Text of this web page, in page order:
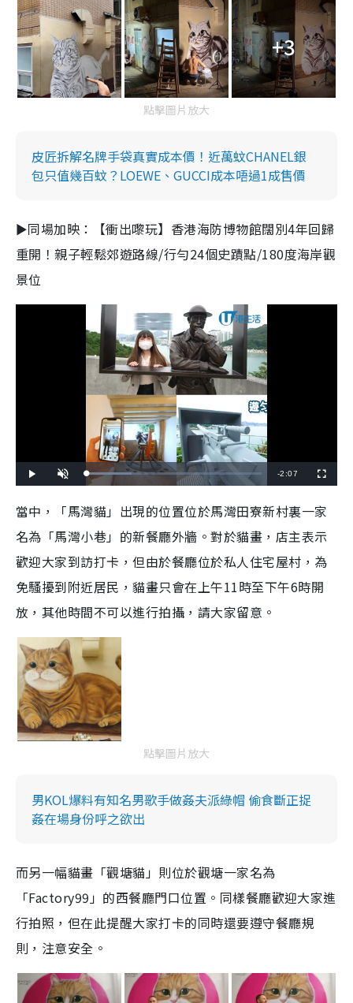
+3
點擊圖片放大
皮匠拆解名牌手袋真實成本價！近萬蚊CHANEL銀
包只值幾百蚊？LOEWE、GUCCI成本唔過1成售價
►同場加映：【衝出嚟玩】香港海防博物館闊別4年回歸
重開！親子輕鬆郊遊路線/行勻24個史蹟點/180度海岸觀
景位
l
n
t
e
L
o
e
d
5
5
1
%
R
m
a
i
-2:07
u
e
e
當中，「馬灣貓」出現的位置位於馬灣田寮新村裏一家
名為「馬灣小巷」的新餐廳外牆。對於貓畫，店主表示
歡迎大家到訪打卡，但由於餐廳位於私人住宅屋村，為
免騷擾到附近居民，貓畫只會在上午11時至下午6時開
放，其他時間不可以進行拍攝，請大家留意。
點擊圖片放大
男KOL爆料有知名男歌手做姦夫派綠帽 偷食斷正捉
姦在場身份呼之欲出
而另一幅貓畫「觀塘貓」則位於觀塘一家名為
「Factory99」的西餐廳門口位置。同樣餐廳歡迎大家進
行拍照，但在此提醒大家打卡的同時還要遵守餐廳規
則，注意安全。